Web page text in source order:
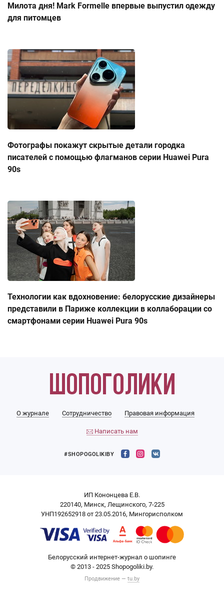
Милота дня! Mark Formelle впервые выпустил одежду
для питомцев
Фотографы покажут скрытые детали городка
писателей с помощью флагманов серии Huawei Pura
90s
Технологии как вдохновение: белорусские дизайнеры
представили в Париже коллекции в коллаборации со
смартфонами серии Huawei Pura 90s
О журнале Сотрудничество Правовая информация
Написать нам
#SHOPOGOLIKIBY
ИП Кононцева Е.В.
220140, Минск, Лещинского, 7-225
УНП192652918 от 23.05.2016, Мингорисполком
Белорусский интернет-журнал о шопинге
© 2013 - 2025 Shopogoliki.by.
Продвижение — tu.by